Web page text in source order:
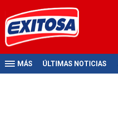
MÁS ÚLTIMAS NOTICIAS